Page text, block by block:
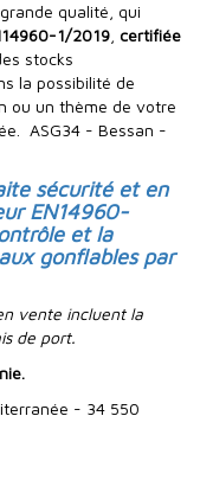
qualité, qui
1/2019 certifiée
stocks
la possibilité de
ou un thème de votre
ASG34 - Bessan -
sécurité et en
EN14960-
et la
gonflables par
vente incluent la
de port.
- 34 550